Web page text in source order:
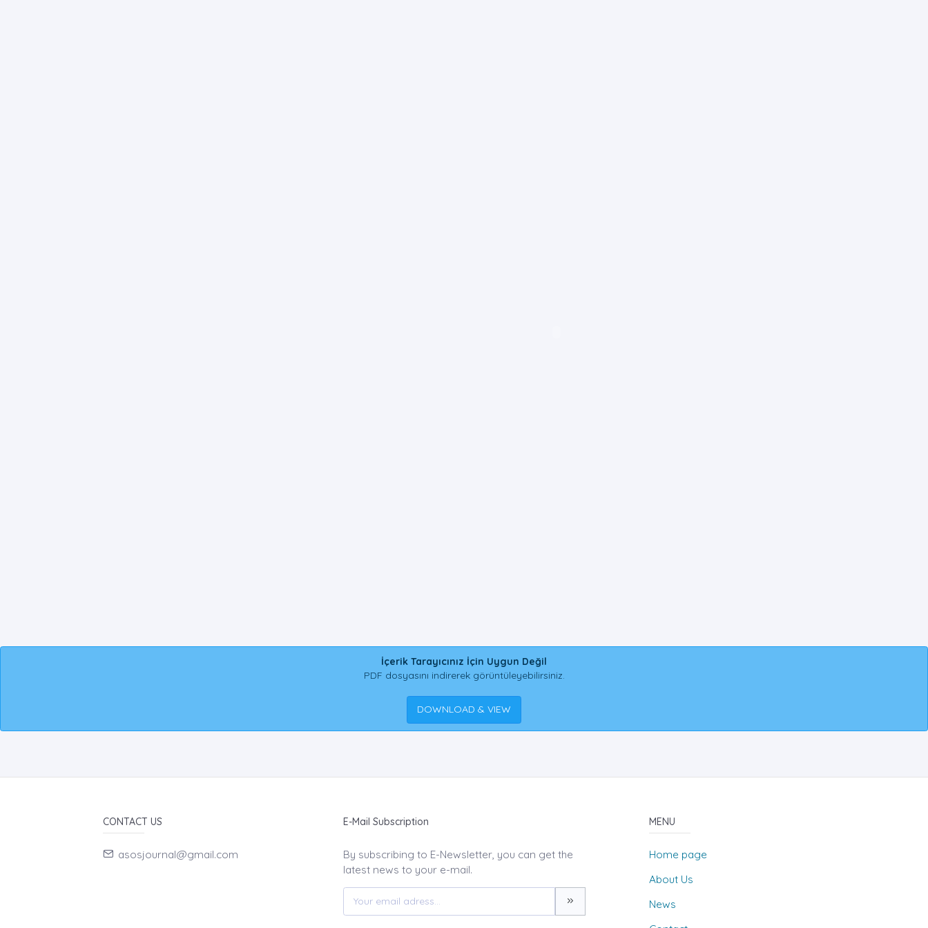
İçerik Tarayıcınız İçin Uygun Değil
PDF dosyasını indirerek görüntüleyebilirsiniz.
DOWNLOAD & VIEW
CONTACT US
asosjournal@gmail.com
E-Mail Subscription
By subscribing to E-Newsletter, you can get the
latest news to your e-mail.
MENU
Home page
About Us
News